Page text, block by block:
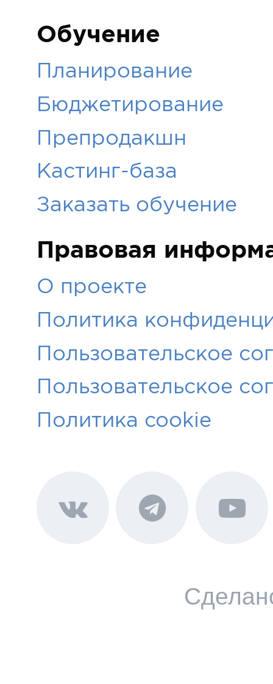
Обучение
Планирование
Бюджетирование
Препродакшн
Кастинг-база
Заказать обучение
Правовая
О проекте
Политика
Пользовательское
Пользовательское
Политика cookie